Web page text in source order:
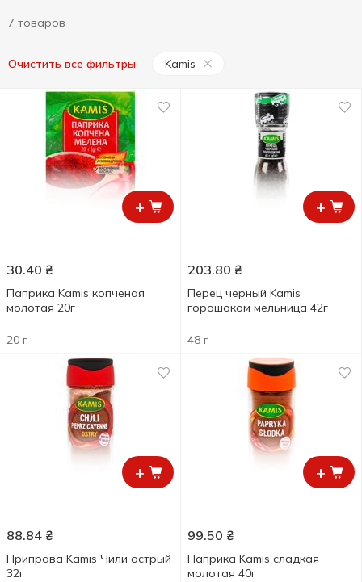
7 товаров
Очистить все фильтры Kamis
+
30.40 ₴
Паприка Kamis копченая
молотая 20г
20 г
+
203.80 ₴
Перец черный Kamis
горошоком мельница 42г
48 г
+
88.84 ₴
Приправа Kamis Чили острый
32г
+
99.50 ₴
Паприка Kamis сладкая
молотая 40г